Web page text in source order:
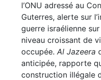
l’ONU adressé au
Guterres, alerte sur
guerre israélienne
niveau croissant de
occupée. Al Jazeera
anticipée, rapporte
construction illégale